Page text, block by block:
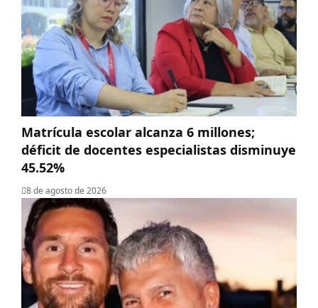
Matrícula escolar alcanza 6 millones;
déficit de docentes especialistas disminuye
45.52%
8 de agosto de 2026